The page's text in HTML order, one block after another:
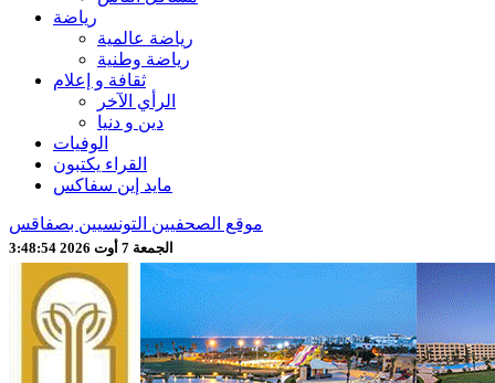
رياضة
رياضة عالمية
رياضة وطنية
ثقافة و إعلام
الرأي الآخر
دين و دنيا
الوفيات
القراء يكتبون
مايد إين سفاكس
موقع الصحفيين التونسيين بصفاقس
الجمعة 7 أوت 2026 3:48:56